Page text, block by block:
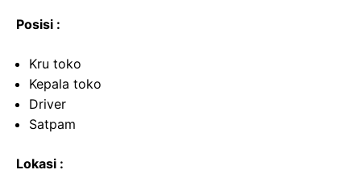
Posisi :
Kru toko
Kepala toko
Driver
Satpam
Lokasi :